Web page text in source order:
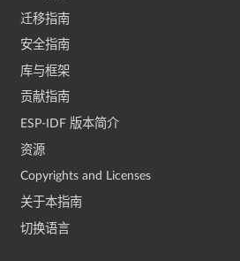
迁移指南
安全指南
库与框架
贡献指南
ESP-IDF 版本简介
资源
Copyrights and Licenses
关于本指南
切换语言